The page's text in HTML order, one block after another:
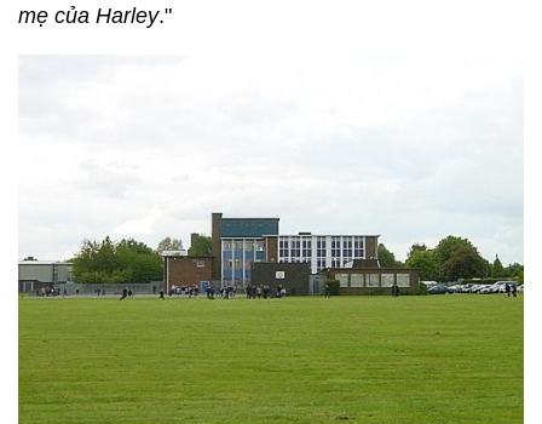
mẹ của Harley."